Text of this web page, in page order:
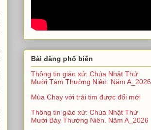
Bài đăng phổ biến
Thông tin giáo xứ: Chúa Nhật Thứ
Mười Tám Thường Niên. Năm A_2026
Mùa Chay với trái tim được đổi mới
Thông tin giáo xứ: Chúa Nhật Thứ
Mười Bảy Thường Niên. Năm A_2026